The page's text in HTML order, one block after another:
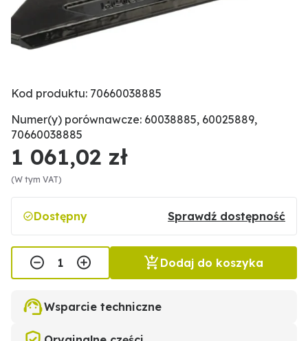
Kod produktu: 70660038885
Numer(y) porównawcze: 60038885, 60025889,
70660038885
1 061,02 zł
(W tym VAT)
Dostępny Sprawdź dostępność
Dodaj do koszyka
Wsparcie techniczne